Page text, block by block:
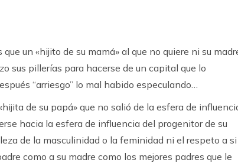
un «hijito de su mamá» al que no quiere ni su
sus pillerías para hacerse de un capital que lo
“arriesgo” lo mal habido especulando…
de su papá» que no salió de la esfera de
hacia la esfera de influencia del progenitor de su
de la masculinidad o la feminidad ni el respeto a si
como a su madre como los mejores padres que le